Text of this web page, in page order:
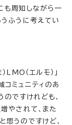
も周知しながら一
ふうに考えてい
LMO（エルモ）」
ミュニティのあ
ですけれども、
やされて、また
うのですけど、